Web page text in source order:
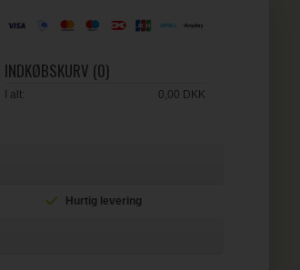
INDKØBSKURV (0)
I alt: 0,00 DKK
Hurtig levering